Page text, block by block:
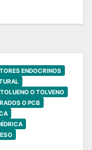
ENDOCRINOS
TOLUENO O TOLVENO
O PCB